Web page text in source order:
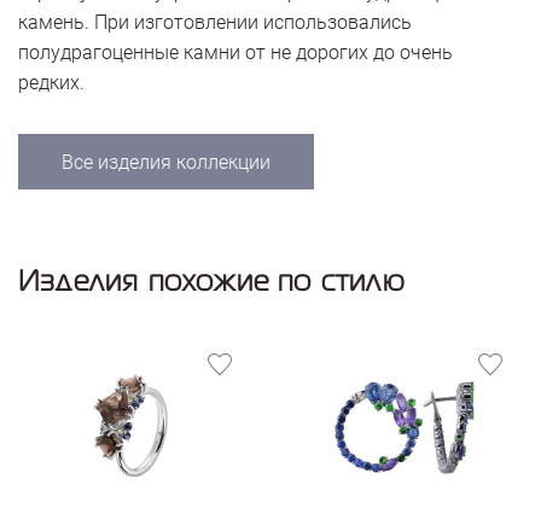
камень. При изготовлении использовались
полудрагоценные камни от не дорогих до очень
редких.
Все изделия коллекции
Изделия похожие по стилю